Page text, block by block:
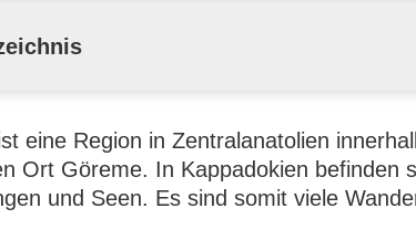
eine Region in Zentralanatolien
Ort Göreme. In Kappadokien befinden
und Seen. Es sind somit viele